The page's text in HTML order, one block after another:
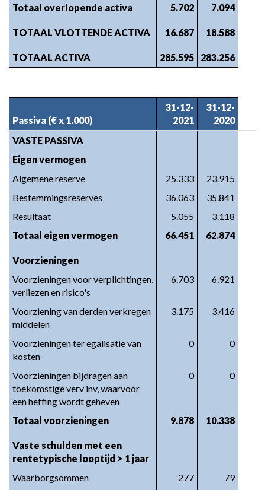
Totaal overlopende activa 5.702 7.094
TOTAAL VLOTTENDE ACTIVA 16.687 18.588
TOTAAL ACTIVA 285.595 283.256
Passiva (€ x 1.000)
31-12-
2021
31-12-
2020
VASTE PASSIVA
Eigen vermogen
Algemene reserve
25.333
23.915
Bestemmingsreserves
36.063
35.841
Resultaat
5.055
3.118
Totaal eigen vermogen
66.451 62.874
Voorzieningen
Voorzieningen voor verplichtingen,
verliezen en risico's
6.703 6.921
Voorziening van derden verkregen
middelen
3.175 3.416
Voorzieningen ter egalisatie van
kosten
0 0
Voorzieningen bijdragen aan
toekomstige verv inv, waarvoor
een heffing wordt geheven
0 0
Totaal voorzieningen 9.878 10.338
Vaste schulden met een
rentetypische looptijd > 1 jaar
Waarborgsommen
277
79